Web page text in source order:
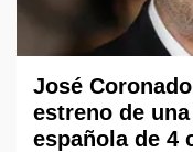
José
estreno de
española de 4